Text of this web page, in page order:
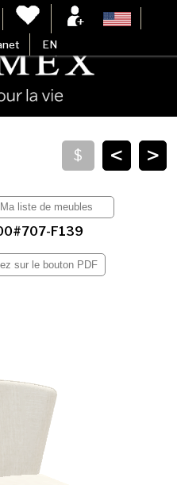
EN
>
<
F139